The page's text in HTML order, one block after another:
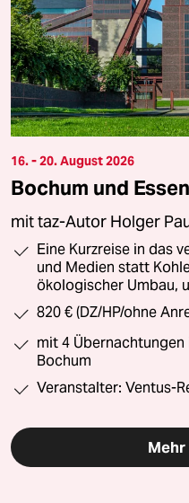
16. - 20. August 2026
Bochum und
mit taz-Autor Holger
Eine Kurzreise in das
und Medien statt
ökologischer Umbau,
820 € (DZ/HP/ohne
mit 4 Übernachtungen
Bochum
Veranstalter: Ventus-